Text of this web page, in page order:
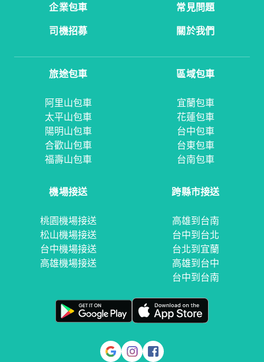
企業包車
常見問題
司機招募
關於我們
旅途包車
阿里山包車
太平山包車
陽明山包車
合歡山包車
福壽山包車
區域包車
宜蘭包車
花蓮包車
台中包車
台東包車
台南包車
機場接送
桃園機場接送
松山機場接送
台中機場接送
高雄機場接送
跨縣市接送
高雄到台南
台中到台北
台北到宜蘭
高雄到台中
台中到台南